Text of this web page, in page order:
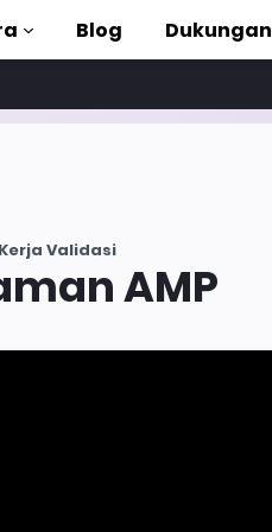
Blog Dukungan
Validasi
AMP